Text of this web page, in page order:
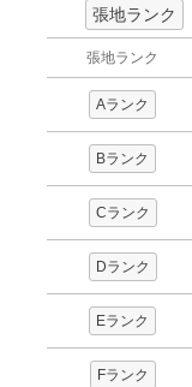
張地ランク
張地ランク
Aランク
Bランク
Cランク
Dランク
Eランク
Fランク